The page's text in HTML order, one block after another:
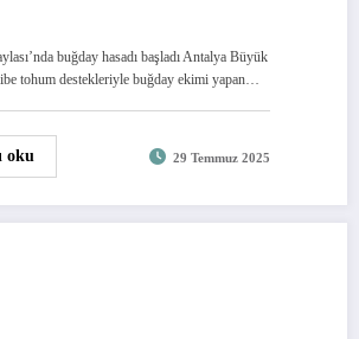
buğday hasadı başladı Antalya Büyük
tohum destekleriyle buğday ekimi yapan…
oku 29 Temmuz 2025